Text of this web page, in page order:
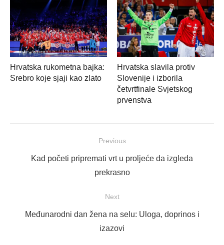
Hrvatska rukometna bajka:
Srebro koje sjaji kao zlato
Hrvatska slavila protiv
Slovenije i izborila
četvrtfinale Svjetskog
prvenstva
objava
Previous
PreviousKad početi pripremati vrt u proljeće da izgleda
prekrasno
Next
NextMeđunarodni dan žena na selu: Uloga, doprinos i
izazovi